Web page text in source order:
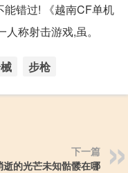
错过! 《越南CF单机
称射击游戏,虽。
步枪
下一篇
逝的光芒未知骷髅在哪